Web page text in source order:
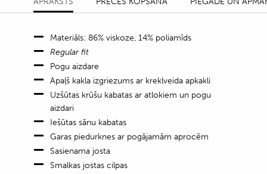
Materiāls: 86% viskoze, 14% poliamīds
Regular fit
Pogu aizdare
Apaļš kakla izgriezums ar kreklveida apkakli
Uzšūtas krūšu kabatas ar atlokiem un pogu
aizdari
Iešūtas sānu kabatas
Garas piedurknes ar pogājamām aprocēm
Sasienama josta
Smalkas jostas cilpas